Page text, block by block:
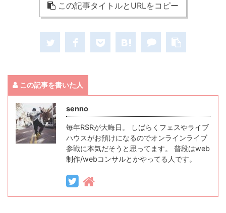
この記事タイトルとURLをコピー
この記事を書いた人
senno
毎年RSRが大晦日。 しばらくフェスやライブ
ハウスがお預けになるのでオンラインライブ
参戦に本気だそうと思ってます。 普段はweb
制作/webコンサルとかやってる人です。